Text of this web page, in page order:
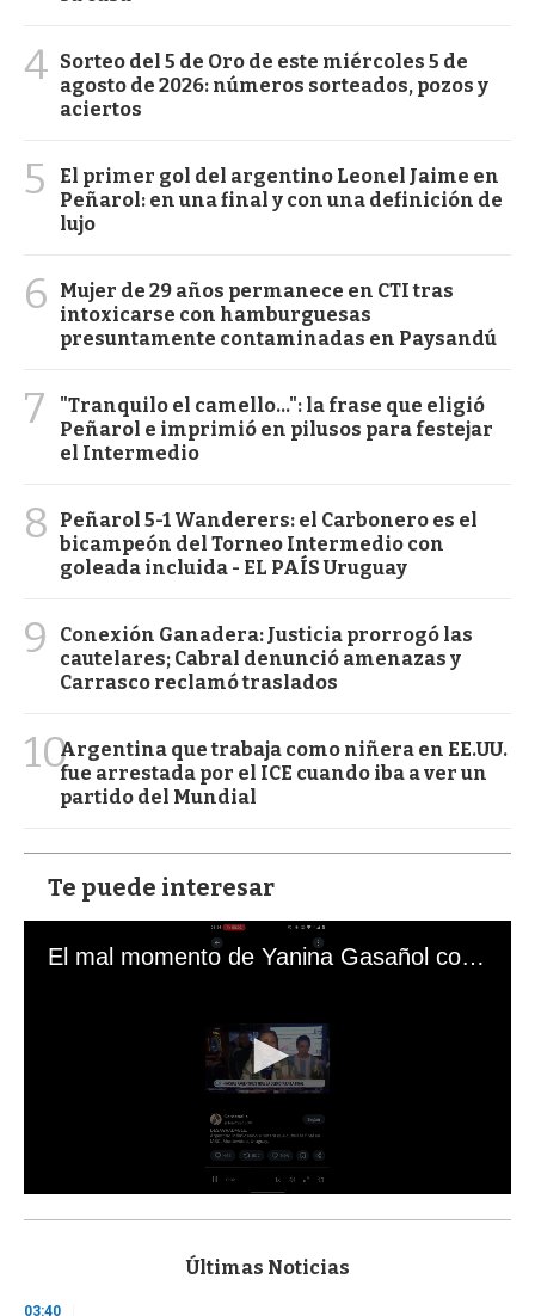
4 Sorteo del 5 de Oro de este miércoles 5 de
agosto de 2026: números sorteados, pozos y
aciertos
5
El primer gol del argentino Leonel Jaime en
Peñarol: en una final y con una definición de
lujo
6
Mujer de 29 años permanece en CTI tras
intoxicarse con hamburguesas
presuntamente contaminadas en Paysandú
7
"Tranquilo el camello...": la frase que eligió
Peñarol e imprimió en pilusos para festejar
el Intermedio
8
Peñarol 5-1 Wanderers: el Carbonero es el
bicampeón del Torneo Intermedio con
goleada incluida - EL PAÍS Uruguay
9
Conexión Ganadera: Justicia prorrogó las
cautelares; Cabral denunció amenazas y
Carrasco reclamó traslados
10Argentina que trabaja como niñera en EE.UU.
fue arrestada por el ICE cuando iba a ver un
partido del Mundial
Te puede interesar
El mal momento de Yanina Gasañol con un hincha argentino en "Subrayado"
s
Últimas Noticias
03:40